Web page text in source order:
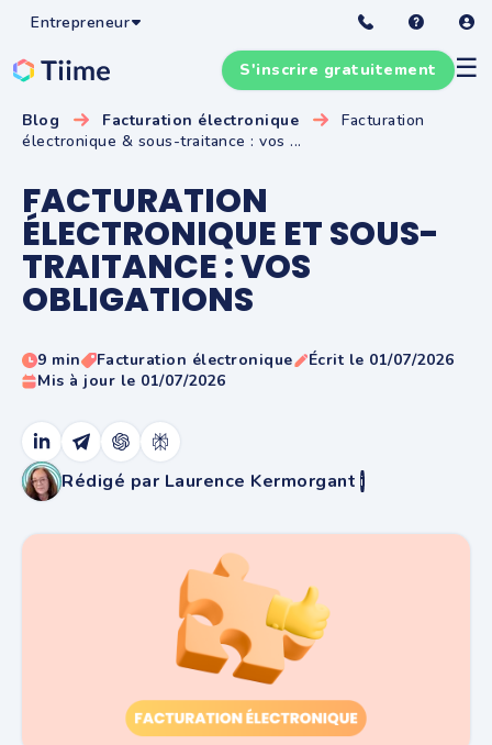
Entrepreneur
☰
S'inscrire gratuitement
Blog Facturation électronique
Facturation
électronique & sous-traitance : vos ...
FACTURATION
ÉLECTRONIQUE ET SOUS-
TRAITANCE : VOS
OBLIGATIONS
9 min Facturation électronique
Écrit le 01/07/2026
Mis à jour le 01/07/2026
Rédigé par Laurence Kermorgant i